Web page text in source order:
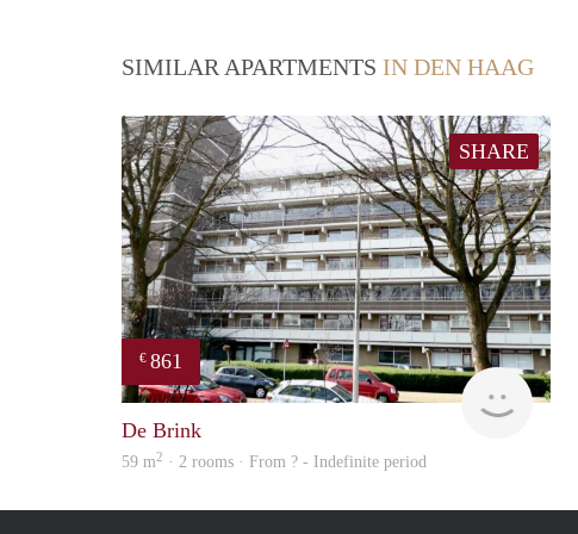
SIMILAR APARTMENTS IN DEN HAAG
SHARE
€ 861
Woning
De Brink
59 m2 · 2 rooms · From ? - Indefinite period